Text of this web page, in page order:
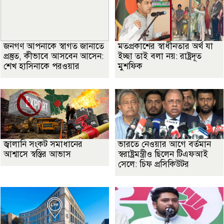
জনগণ আপনাকে স্বাগত জানাতে
প্রস্তুত, কীভাবে আসবেন আসেন:
শেখ হাসিনাকে পরওয়ার
মতপ্রকাশের স্বাধীনতার অর্থ যা
ইচ্ছা তাই বলা নয়: রাষ্ট্রদূত
মুশফিক
জ্বালানি সংকট সমাধানের
আশ্বাসে স্বস্তির আভাস
ভারতে নেওয়ার আগে বর্তমান
স্বরাষ্ট্রমন্ত্রীও ছিলেন টিএফআই
সেলে: চিফ প্রসিকিউটর